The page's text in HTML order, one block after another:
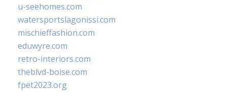
u-seehomes.com
watersportslagonissi.com
mischieffashion.com
eduwyre.com
retro-interiors.com
theblvd-boise.com
fpet2023.org